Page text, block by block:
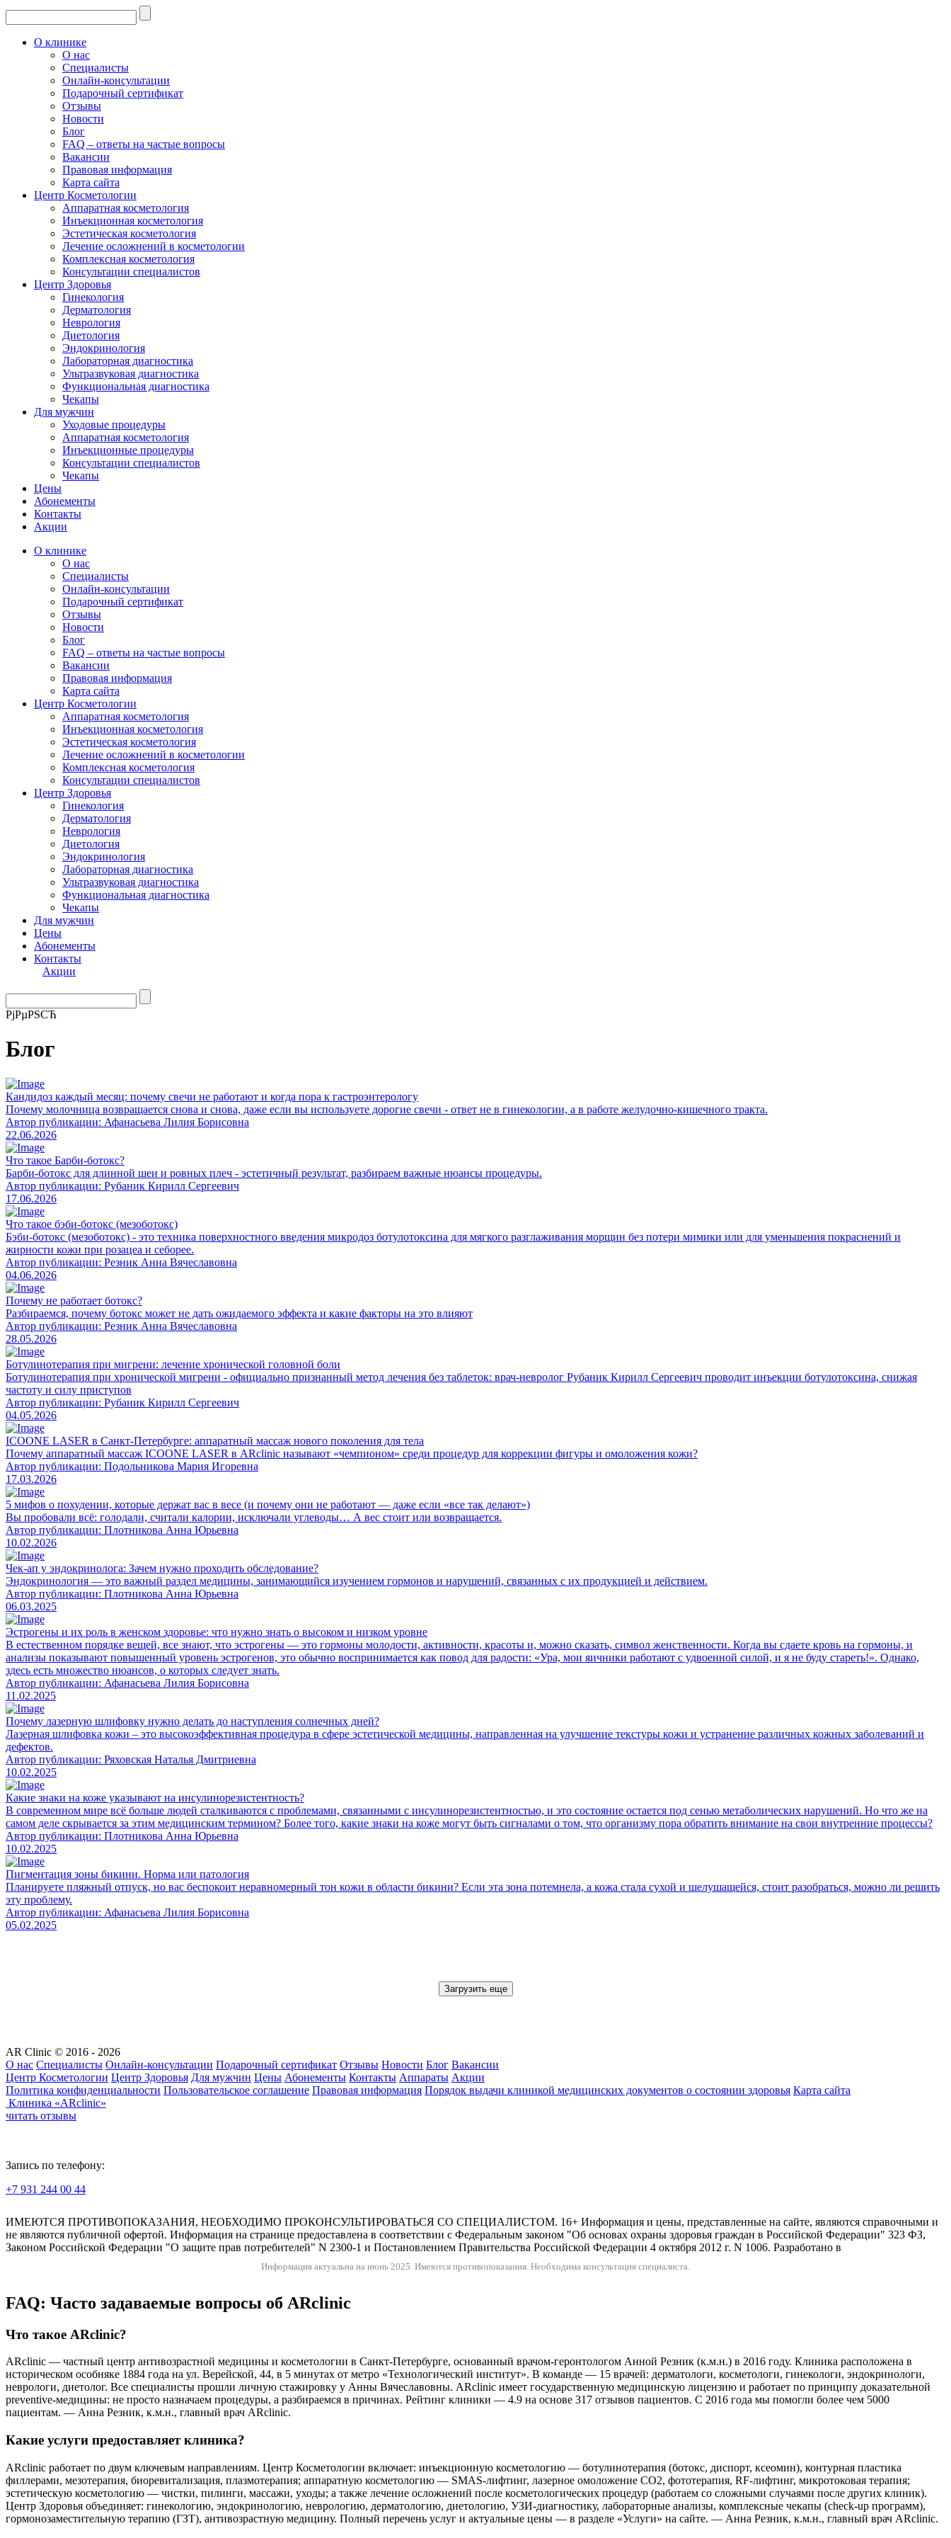
О клинике
О нас
Специалисты
Онлайн-консультации
Подарочный сертификат
Отзывы
Новости
Блог
FAQ – ответы на частые вопросы
Вакансии
Правовая информация
Карта сайта
Центр Косметологии
Аппаратная косметология
Инъекционная косметология
Эстетическая косметология
Лечение осложнений в косметологии
Комплексная косметология
Консультации специалистов
Центр Здоровья
Гинекология
Дерматология
Неврология
Диетология
Эндокринология
Лабораторная диагностика
Ультразвуковая диагностика
Функциональная диагностика
Чекапы
Для мужчин
Уходовые процедуры
Аппаратная косметология
Инъекционные процедуры
Консультации специалистов
Чекапы
Цены
Абонементы
Контакты
Акции
О клинике
О нас
Специалисты
Онлайн-консультации
Подарочный сертификат
Отзывы
Новости
Блог
FAQ – ответы на частые вопросы
Вакансии
Правовая информация
Карта сайта
Центр Косметологии
Аппаратная косметология
Инъекционная косметология
Эстетическая косметология
Лечение осложнений в косметологии
Комплексная косметология
Консультации специалистов
Центр Здоровья
Гинекология
Дерматология
Неврология
Диетология
Эндокринология
Лабораторная диагностика
Ультразвуковая диагностика
Функциональная диагностика
Чекапы
Для мужчин
Цены
Абонементы
Контакты
Акции
РјРµРЅСЋ
Блог
Кандидоз каждый месяц: почему свечи не работают и когда пора к гастроэнтерологу
Почему молочница возвращается снова и снова, даже если вы используете дорогие свечи - ответ не в гинекологии, а в работе желудочно-кишечного тракта.
Автор публикации: Афанасьева Лилия Борисовна
22.06.2026
Что такое Барби-ботокс?
Барби-ботокс для длинной шеи и ровных плеч - эстетичный результат, разбираем важные нюансы процедуры.
Автор публикации: Рубаник Кирилл Сергеевич
17.06.2026
Что такое бэби-ботокс (мезоботокс)
Бэби-ботокс (мезоботокс) - это техника поверхностного введения микродоз ботулотоксина для мягкого разглаживания морщин без потери мимики или для уменьшения покраснений и
жирности кожи при розацеа и себорее.
Автор публикации: Резник Анна Вячеславовна
04.06.2026
Почему не работает ботокс?
Разбираемся, почему ботокс может не дать ожидаемого эффекта и какие факторы на это влияют
Автор публикации: Резник Анна Вячеславовна
28.05.2026
Ботулинотерапия при мигрени: лечение хронической головной боли
Ботулинотерапия при хронической мигрени - официально признанный метод лечения без таблеток: врач-невролог Рубаник Кирилл Сергеевич проводит инъекции ботулотоксина, снижая
частоту и силу приступов
Автор публикации: Рубаник Кирилл Сергеевич
04.05.2026
ICOONE LASER в Санкт-Петербурге: аппаратный массаж нового поколения для тела
Почему аппаратный массаж ICOONE LASER в ARclinic называют «чемпионом» среди процедур для коррекции фигуры и омоложения кожи?
Автор публикации: Подольникова Мария Игоревна
17.03.2026
5 мифов о похудении, которые держат вас в весе (и почему они не работают — даже если «все так делают»)
Вы пробовали всё: голодали, считали калории, исключали углеводы… А вес стоит или возвращается.
Автор публикации: Плотникова Анна Юрьевна
10.02.2026
Чек-ап у эндокринолога: Зачем нужно проходить обследование?
Эндокринология — это важный раздел медицины, занимающийся изучением гормонов и нарушений, связанных с их продукцией и действием.
Автор публикации: Плотникова Анна Юрьевна
06.03.2025
Эстрогены и их роль в женском здоровье: что нужно знать о высоком и низком уровне
В естественном порядке вещей, все знают, что эстрогены — это гормоны молодости, активности, красоты и, можно сказать, символ женственности. Когда вы сдаете кровь на гормоны, и
анализы показывают повышенный уровень эстрогенов, это обычно воспринимается как повод для радости: «Ура, мои яичники работают с удвоенной силой, и я не буду стареть!». Однако,
здесь есть множество нюансов, о которых следует знать.
Автор публикации: Афанасьева Лилия Борисовна
11.02.2025
Почему лазерную шлифовку нужно делать до наступления солнечных дней?
Лазерная шлифовка кожи – это высокоэффективная процедура в сфере эстетической медицины, направленная на улучшение текстуры кожи и устранение различных кожных заболеваний и
дефектов.
Автор публикации: Ряховская Наталья Дмитриевна
10.02.2025
Какие знаки на коже указывают на инсулинорезистентность?
В современном мире всё больше людей сталкиваются с проблемами, связанными с инсулинорезистентностью, и это состояние остается под сенью метаболических нарушений. Но что же на
самом деле скрывается за этим медицинским термином? Более того, какие знаки на коже могут быть сигналами о том, что организму пора обратить внимание на свои внутренние процессы?
Автор публикации: Плотникова Анна Юрьевна
10.02.2025
Пигментация зоны бикини. Норма или патология
Планируете пляжный отпуск, но вас беспокоит неравномерный тон кожи в области бикини? Если эта зона потемнела, а кожа стала сухой и шелушащейся, стоит разобраться, можно ли решить
эту проблему.
Автор публикации: Афанасьева Лилия Борисовна
05.02.2025
Загрузить еще
AR Clinic © 2016 - 2026
О нас Специалисты Онлайн-консультации Подарочный сертификат Отзывы Новости Блог Вакансии
Центр Косметологии Центр Здоровья Для мужчин Цены Абонементы Контакты Аппараты Акции
Политика конфиденциальности Пользовательское соглашение Правовая информация Порядок выдачи клиникой медицинских документов о состоянии здоровья Карта сайта
Клиника «ARclinic»
читать отзывы
Запись по телефону:
+7 931 244 00 44
ИМЕЮТСЯ ПРОТИВОПОКАЗАНИЯ, НЕОБХОДИМО ПРОКОНСУЛЬТИРОВАТЬСЯ СО СПЕЦИАЛИСТОМ. 16+ Информация и цены, представленные на сайте, являются справочными и
не являются публичной офертой. Информация на странице предоставлена в соответствии с Федеральным законом "Об основах охраны здоровья граждан в Российской Федерации" 323 ФЗ,
Законом Российской Федерации "О защите прав потребителей" N 2300-1 и Постановлением Правительства Российской Федерации 4 октября 2012 г. N 1006. Разработано в
Информация актуальна на июнь 2025. Имеются противопоказания. Необходима консультация специалиста.
FAQ: Часто задаваемые вопросы об ARclinic
Что такое ARclinic?
ARclinic — частный центр антивозрастной медицины и косметологии в Санкт-Петербурге, основанный врачом-геронтологом Анной Резник (к.м.н.) в 2016 году. Клиника расположена в
историческом особняке 1884 года на ул. Верейской, 44, в 5 минутах от метро «Технологический институт». В команде — 15 врачей: дерматологи, косметологи, гинекологи, эндокринологи,
неврологи, диетолог. Все специалисты прошли личную стажировку у Анны Вячеславовны. ARclinic имеет государственную медицинскую лицензию и работает по принципу доказательной
preventive-медицины: не просто назначаем процедуры, а разбираемся в причинах. Рейтинг клиники — 4.9 на основе 317 отзывов пациентов. С 2016 года мы помогли более чем 5000
пациентам. — Анна Резник, к.м.н., главный врач ARclinic.
Какие услуги предоставляет клиника?
ARclinic работает по двум ключевым направлениям. Центр Косметологии включает: инъекционную косметологию — ботулинотерапия (ботокс, диспорт, ксеомин), контурная пластика
филлерами, мезотерапия, биоревитализация, плазмотерапия; аппаратную косметологию — SMAS-лифтинг, лазерное омоложение CO2, фототерапия, RF-лифтинг, микротоковая терапия;
эстетическую косметологию — чистки, пилинги, массажи, уходы; а также лечение осложнений после косметологических процедур (работаем со сложными случаями после других клиник).
Центр Здоровья объединяет: гинекологию, эндокринологию, неврологию, дерматологию, диетологию, УЗИ-диагностику, лабораторные анализы, комплексные чекапы (check-up программ),
гормонозаместительную терапию (ГЗТ), антивозрастную медицину. Полный перечень услуг и актуальные цены — в разделе «Услуги» на сайте. — Анна Резник, к.м.н., главный врач ARclinic.